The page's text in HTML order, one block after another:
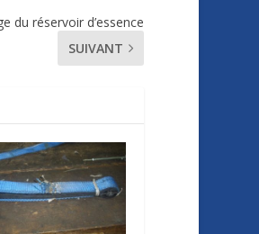
du réservoir d’essence
SUIVANT